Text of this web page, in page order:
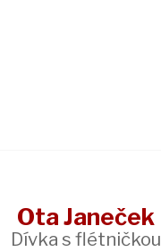
Ota Janeček
Dívka s flétničkou